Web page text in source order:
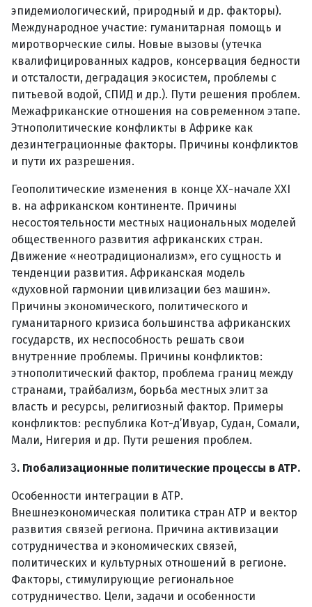
эпидемиологический, природный и др. факторы).
Международное участие: гуманитарная помощь и
миротворческие силы. Новые вызовы (утечка
квалифицированных кадров, консервация бедности
и отсталости, деградация экосистем, проблемы с
питьевой водой, СПИД и др.). Пути решения проблем.
Межафриканские отношения на современном этапе.
Этнополитические конфликты в Африке как
дезинтеграционные факторы. Причины конфликтов
и пути их разрешения.
Геополитические изменения в конце ХХ-начале XXI
в. на африканском континенте. Причины
несостоятельности местных национальных моделей
общественного развития африканских стран.
Движение «неотрадиционализм», его сущность и
тенденции развития. Африканская модель
«духовной гармонии цивилизации без машин».
Причины экономического, политического и
гуманитарного кризиса большинства африканских
государств, их неспособность решать свои
внутренние проблемы. Причины конфликтов:
этнополитический фактор, проблема границ между
странами, трайбализм, борьба местных элит за
власть и ресурсы, религиозный фактор. Примеры
конфликтов: республика Кот-д’Ивуар, Судан, Сомали,
Мали, Нигерия и др. Пути решения проблем.
3. Глобализационные политические процессы в АТР.
Особенности интеграции в АТР.
Внешнеэкономическая политика стран АТР и вектор
развития связей региона. Причина активизации
сотрудничества и экономических связей,
политических и культурных отношений в регионе.
Факторы, стимулирующие региональное
сотрудничество. Цели, задачи и особенности